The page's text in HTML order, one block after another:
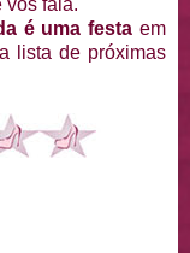
vos fala.
é uma festa em
lista de próximas